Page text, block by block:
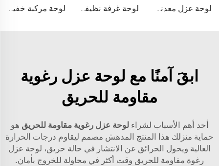
لوحة عزل معدني خارجي Pu لوحات رغوة بولي يوريثين الصلبة المعزولة المركبة لوحة غرفة نظيفة من صوف الصخور، لوحة رغوة عازلة للحرارة مقاومة للحريق، عازلة للصوت، مضادة للغبار، لوحة تنقية للمصنع لوحة مركبة خفيفة الوزن من الرغوة PU EPS لتغطية الجدران الخارجية بالطوب المزيف
ابقَ آمنًا مع لوحة عزل رغوية
مقاومة للحريق
أحد أهم الأسباب لشراءلوحة عزل رغوية مقاومة للحريق هو
حماية منزلك هذا المنتج المدهش مصمم ليقاوم درجات الحرارة
العالية ويحول الحرائق عن الانتشار في حالة حريق، لوحة عزل
رغوة مقاومة للحريق وقت أكثر في محاولة للخروج بأمان.